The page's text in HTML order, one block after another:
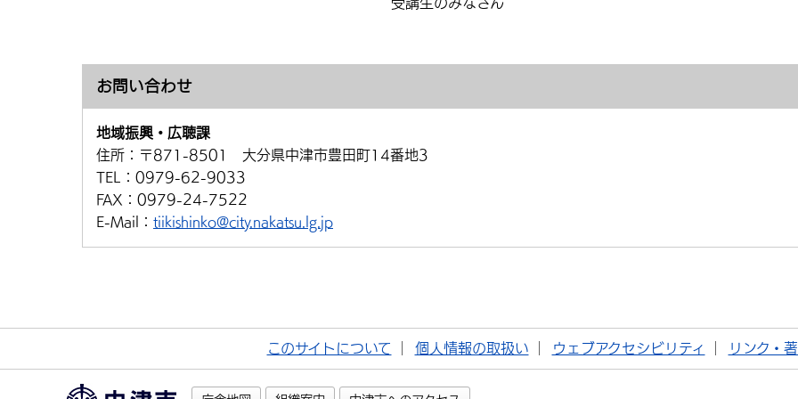
お問い合わせ
地域振興・広聴課
住所： 〒871-8501 大分県中津市豊田町14番地3
TEL： 0979-62-9033
FAX： 0979-24-7522
E-Mail： tiikishinko@city.nakatsu.lg.jp
このサイトについて 個人情報の取扱い ウェブアクセシビリティ リンク・